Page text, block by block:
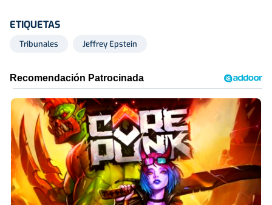
ETIQUETAS
Tribunales Jeffrey Epstein